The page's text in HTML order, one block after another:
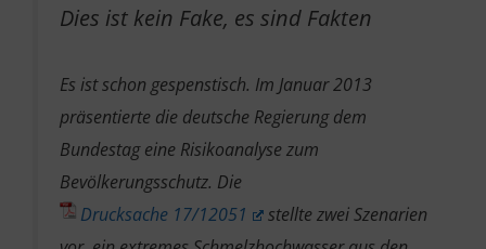
Dies ist kein Fake, es sind Fakten
Es ist schon gespenstisch. Im Januar 2013
präsentierte die deutsche Regierung dem
Bundestag eine Risikoanalyse zum
Bevölkerungsschutz. Die
Drucksache 17/12051
stellte zwei Szenarien